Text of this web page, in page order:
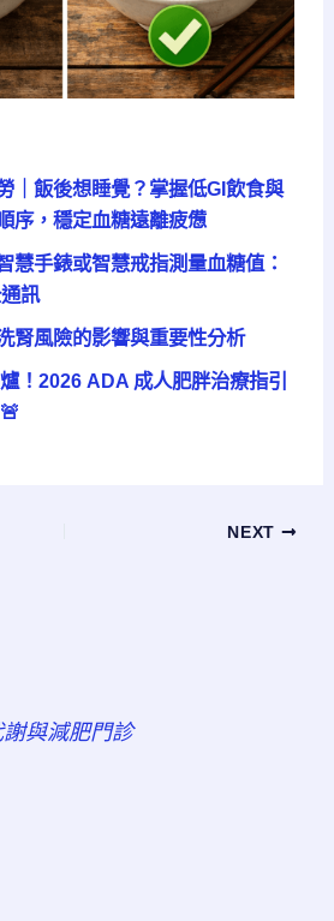
｜飯後想睡覺？掌握低GI飲食與
序，穩定血糖遠離疲憊
慧手錶或智慧戒指測量血糖值：
訊
腎風險的影響與重要性分析
！2026 ADA 成人肥胖治療指引
NEXT
與減肥門診